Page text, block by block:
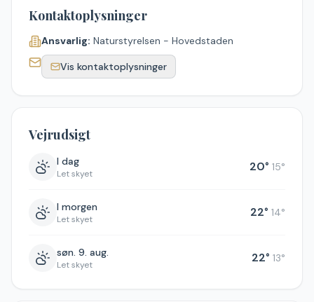
Kontaktoplysninger
Ansvarlig: Naturstyrelsen - Hovedstaden
Vis kontaktoplysninger
Vejrudsigt
I dag
Let skyet 20° 15°
I morgen
Let skyet 22° 14°
søn. 9. aug.
Let skyet 22° 13°